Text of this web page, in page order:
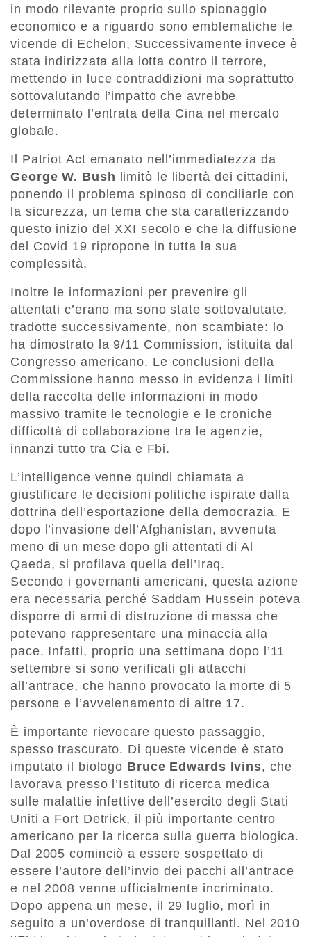
in modo rilevante proprio sullo spionaggio
economico e a riguardo sono emblematiche le
vicende di Echelon, Successivamente invece è
stata indirizzata alla lotta contro il terrore,
mettendo in luce contraddizioni ma soprattutto
sottovalutando l’impatto che avrebbe
determinato l’entrata della Cina nel mercato
globale.
Il Patriot Act emanato nell’immediatezza da
George W. Bush limitò le libertà dei cittadini,
ponendo il problema spinoso di conciliarle con
la sicurezza, un tema che sta caratterizzando
questo inizio del XXI secolo e che la diffusione
del Covid 19 ripropone in tutta la sua
complessità.
Inoltre le informazioni per prevenire gli
attentati c’erano ma sono state sottovalutate,
tradotte successivamente, non scambiate: lo
ha dimostrato la 9/11 Commission, istituita dal
Congresso americano. Le conclusioni della
Commissione hanno messo in evidenza i limiti
della raccolta delle informazioni in modo
massivo tramite le tecnologie e le croniche
difficoltà di collaborazione tra le agenzie,
innanzi tutto tra Cia e Fbi.
L’intelligence venne quindi chiamata a
giustificare le decisioni politiche ispirate dalla
dottrina dell’esportazione della democrazia. E
dopo l’invasione dell’Afghanistan, avvenuta
meno di un mese dopo gli attentati di Al
Qaeda, si profilava quella dell’Iraq.
Secondo i governanti americani, questa azione
era necessaria perché Saddam Hussein poteva
disporre di armi di distruzione di massa che
potevano rappresentare una minaccia alla
pace. Infatti, proprio una settimana dopo l’11
settembre si sono verificati gli attacchi
all’antrace, che hanno provocato la morte di 5
persone e l’avvelenamento di altre 17.
È importante rievocare questo passaggio,
spesso trascurato. Di queste vicende è stato
imputato il biologo Bruce Edwards Ivins, che
lavorava presso l’Istituto di ricerca medica
sulle malattie infettive dell’esercito degli Stati
Uniti a Fort Detrick, il più importante centro
americano per la ricerca sulla guerra biologica.
Dal 2005 cominciò a essere sospettato di
essere l’autore dell’invio dei pacchi all’antrace
e nel 2008 venne ufficialmente incriminato.
Dopo appena un mese, il 29 luglio, morì in
seguito a un’overdose di tranquillanti. Nel 2010